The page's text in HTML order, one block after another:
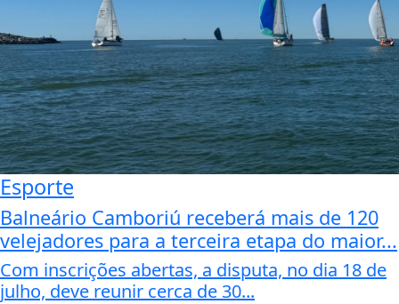
Esporte
Balneário Camboriú receberá mais de 120
velejadores para a terceira etapa do maior...
Com inscrições abertas, a disputa, no dia 18 de
julho, deve reunir cerca de 30...